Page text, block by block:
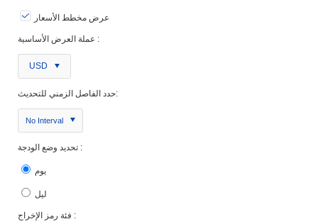
عرض مخطط الأسعار
عملة العرض الأساسية :
USD
حدد الفاصل الزمني للتحديث:
No Interval
تحديد وضع الودجة :
يوم
ليل
فئة رمز الإخراج :